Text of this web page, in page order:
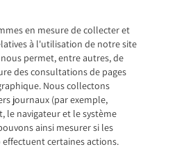
en mesure de collecter et
à l'utilisation de notre site
permet, entre autres, de
des consultations de pages
Nous collectons
journaux (par exemple,
le navigateur et le système
ainsi mesurer si les
certaines actions.